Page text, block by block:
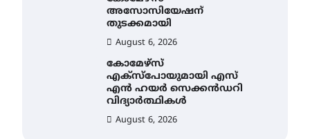
അസോസിയേഷന്
തുടക്കമായി
August 6, 2026
കോമേഴ്സ്
എക്സ്പോയുമായി എസ്
എൻ ഹയർ സെക്കൻഡറി
വിദ്യാർത്ഥികൾ
August 6, 2026